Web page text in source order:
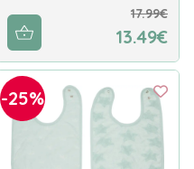
17.99€
13.49€
-25%